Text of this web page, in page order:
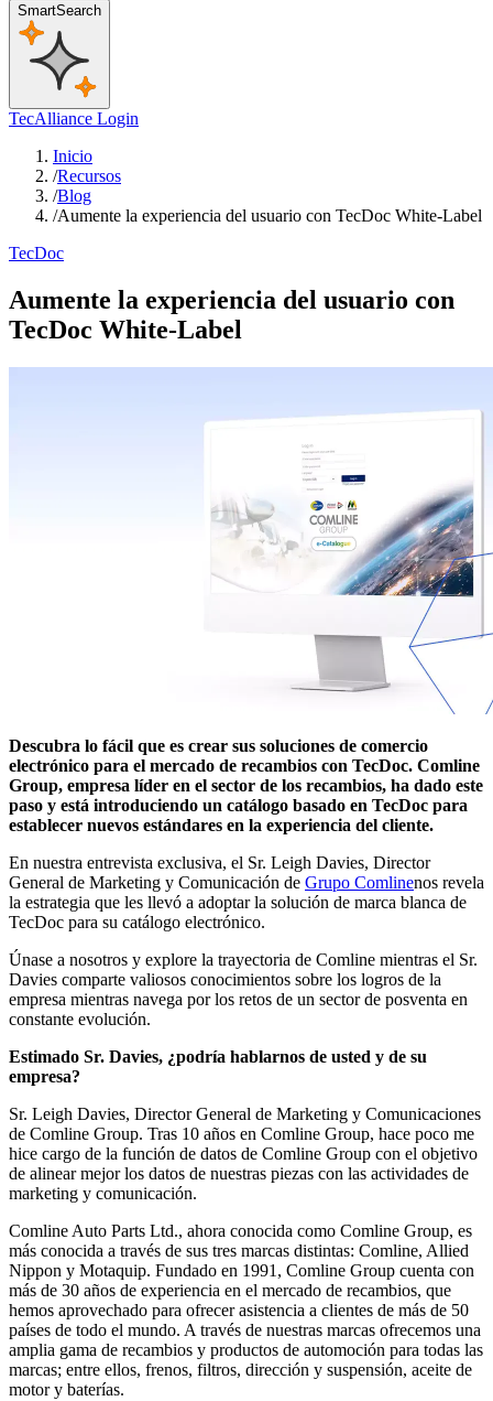
SmartSearch
TecAlliance Login
Inicio
/Recursos
/Blog
/Aumente la experiencia del usuario con TecDoc White-Label
TecDoc
Aumente la experiencia del usuario con
TecDoc White-Label
Descubra lo fácil que es crear sus soluciones de comercio
electrónico para el mercado de recambios con TecDoc. Comline
Group, empresa líder en el sector de los recambios, ha dado este
paso y está introduciendo un catálogo basado en TecDoc para
establecer nuevos estándares en la experiencia del cliente.
En nuestra entrevista exclusiva, el Sr. Leigh Davies, Director
General de Marketing y Comunicación de Grupo Comlinenos revela
la estrategia que les llevó a adoptar la solución de marca blanca de
TecDoc para su catálogo electrónico.
Únase a nosotros y explore la trayectoria de Comline mientras el Sr.
Davies comparte valiosos conocimientos sobre los logros de la
empresa mientras navega por los retos de un sector de posventa en
constante evolución.
Estimado Sr. Davies, ¿podría hablarnos de usted y de su
empresa?
Sr. Leigh Davies, Director General de Marketing y Comunicaciones
de Comline Group. Tras 10 años en Comline Group, hace poco me
hice cargo de la función de datos de Comline Group con el objetivo
de alinear mejor los datos de nuestras piezas con las actividades de
marketing y comunicación.
Comline Auto Parts Ltd., ahora conocida como Comline Group, es
más conocida a través de sus tres marcas distintas: Comline, Allied
Nippon y Motaquip. Fundado en 1991, Comline Group cuenta con
más de 30 años de experiencia en el mercado de recambios, que
hemos aprovechado para ofrecer asistencia a clientes de más de 50
países de todo el mundo. A través de nuestras marcas ofrecemos una
amplia gama de recambios y productos de automoción para todas las
marcas; entre ellos, frenos, filtros, dirección y suspensión, aceite de
motor y baterías.